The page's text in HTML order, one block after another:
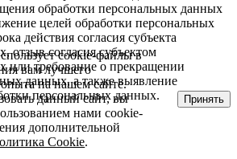
обработки персональных данных
целей обработки персональных
действия согласия субъекта
отзыв согласия субъектом
или требование о прекращении
данных, а также выявление
персональных данных.
cookie-файлы в
вам лучшего
опыта на нашем сайте.
данный сайт, вы
нами cookie-
дополнительной
Cookie.
Принять